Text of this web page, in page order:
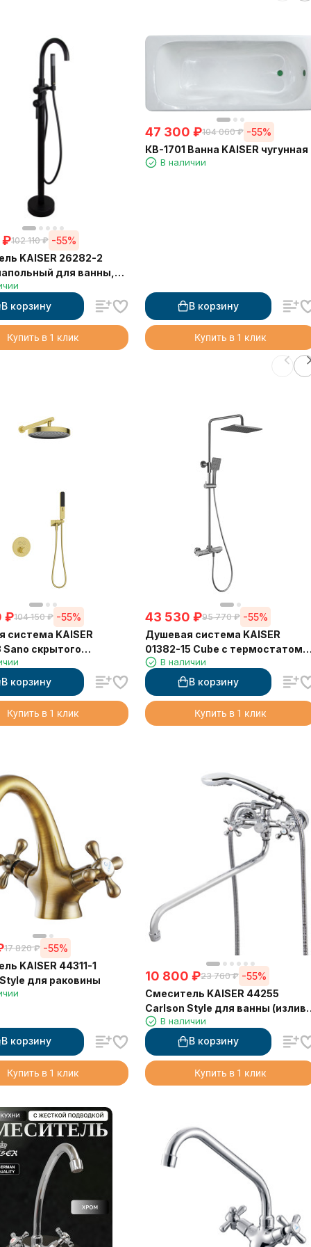
₽102 110 ₽ -55%
KAISER 26282-2
для ванны,
В корзину
Купить в 1 клик
47 300 ₽104 060 ₽ -55%
КВ-1701 Ванна KAISER чугунная
В наличии
В корзину
Купить в 1 клик
₽104 150 ₽ -55%
система KAISER
скрытого
с термостатом
В корзину
Купить в 1 клик
43 530 ₽95 770 ₽ -55%
Душевая система KAISER
01382-15 Cube с термостатом
6282В наличии
В корзину
Купить в 1 клик
17 820 ₽ -55%
KAISER 44311-1
для раковины
В корзину
Купить в 1 клик
10 800 ₽23 760 ₽ -55%
Смеситель KAISER 44255
Carlson Style для ванны (излив
7242)В наличии
В корзину
Купить в 1 клик